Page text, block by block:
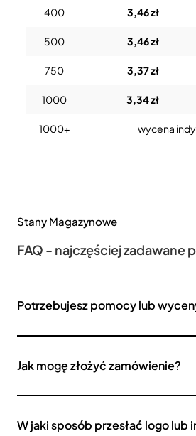
400 3,46 zł
500 3,46 zł
750 3,37 zł
1000 3,34 zł
1000+ wycena
Stany Magazynowe
FAQ - najczęściej zadawane
Potrzebujesz pomocy lub
Jak mogę złożyć zamówienie?
W jaki sposób przesłać logo lub